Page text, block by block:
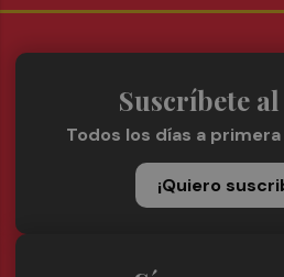
Suscríbete
Todos los días a
¡Quiero